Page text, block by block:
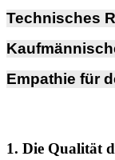
Technisches
Empathie für
1. Die Qualität